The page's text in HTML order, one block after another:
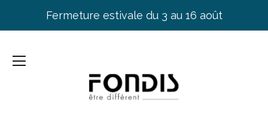
Fermeture estivale du 3 au 16 août